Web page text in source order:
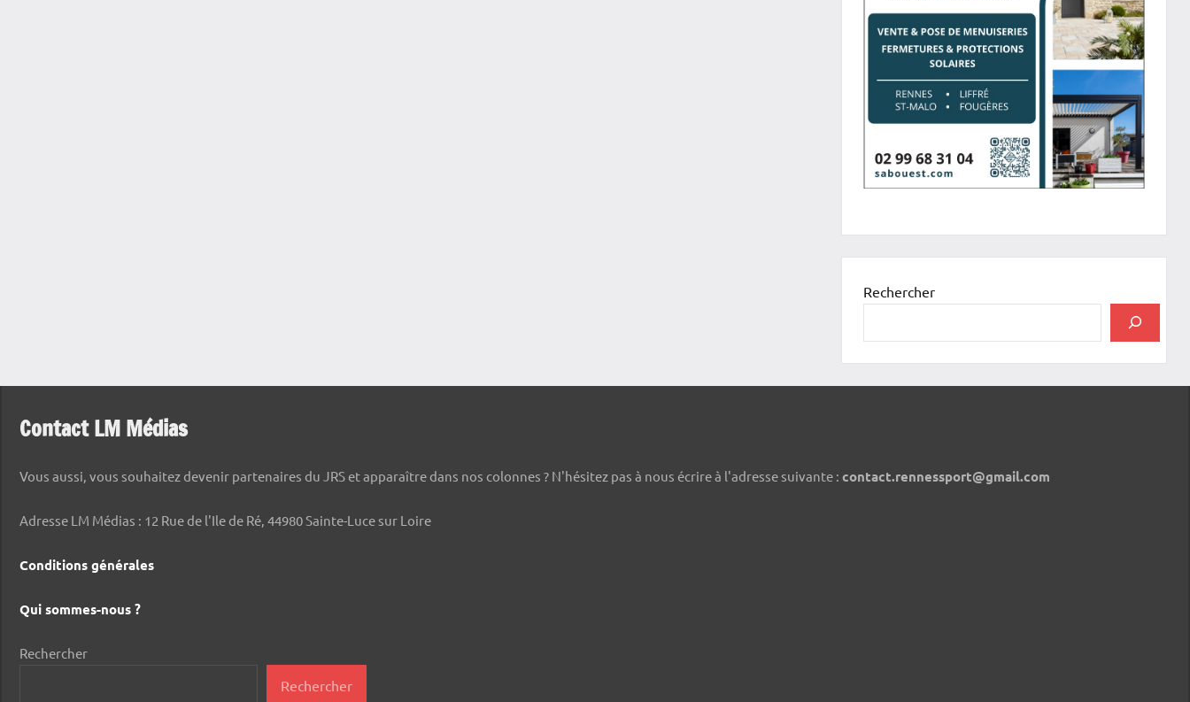
Rechercher
Contact LM Médias
Vous aussi, vous souhaitez devenir partenaires du JRS et apparaître dans nos colonnes ? N'hésitez pas à nous écrire à l'adresse suivante : contact.rennessport@gmail.com
Adresse LM Médias : 12 Rue de l'Ile de Ré, 44980 Sainte-Luce sur Loire
Conditions générales
Qui sommes-nous ?
Rechercher
Rechercher